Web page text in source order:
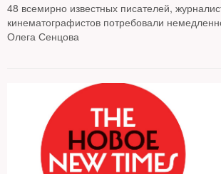
48 всемирно известных писателей,
кинематографистов потребовали
Олега Сенцова